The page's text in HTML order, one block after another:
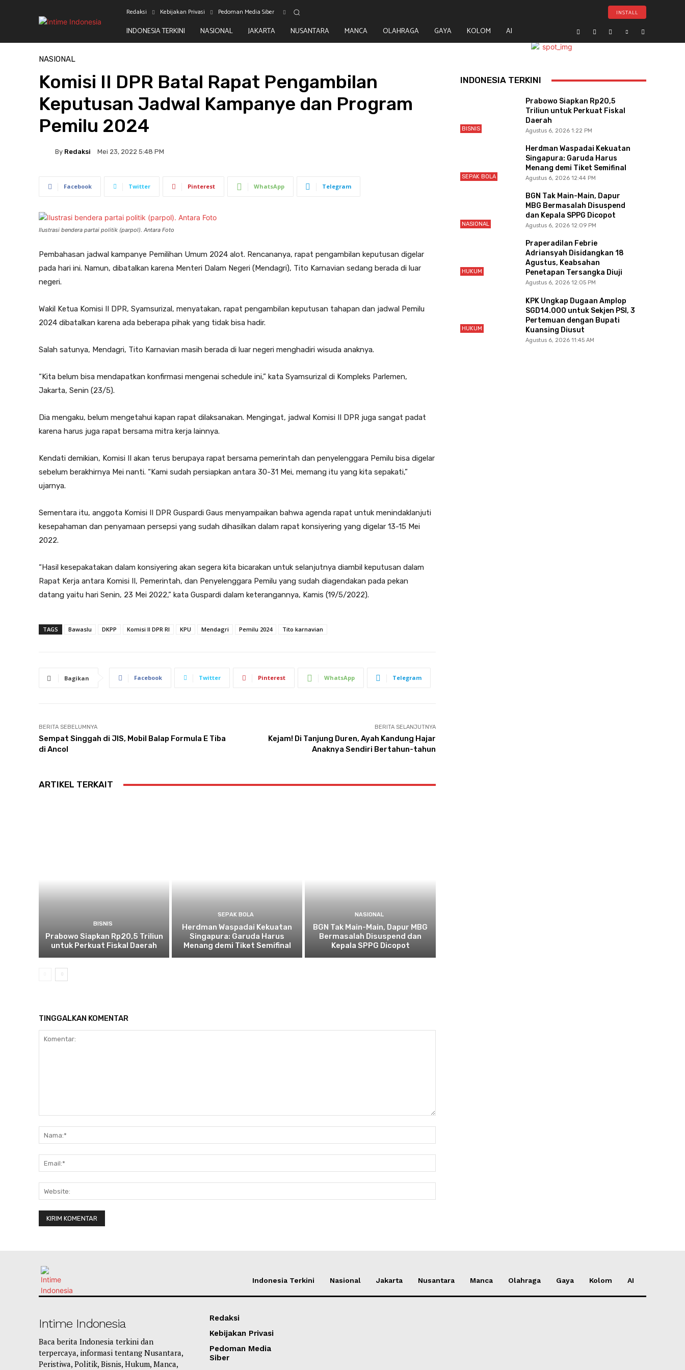
Redaksi Kebijakan Privasi Pedoman Media Siber INSTALL
INDONESIA TERKINI NASIONAL JAKARTA NUSANTARA MANCA OLAHRAGA GAYA KOLOM AI
NASIONAL
Komisi II DPR Batal Rapat Pengambilan
Keputusan Jadwal Kampanye dan Program
Pemilu 2024
By Redaksi Mei 23, 2022 5:48 PM
Facebook Twitter Pinterest WhatsApp Telegram
Ilustrasi bendera partai politik (parpol). Antara Foto
Pembahasan jadwal kampanye Pemilihan Umum 2024 alot. Rencananya, rapat pengambilan keputusan digelar
pada hari ini. Namun, dibatalkan karena Menteri Dalam Negeri (Mendagri), Tito Karnavian sedang berada di luar
negeri.
Wakil Ketua Komisi II DPR, Syamsurizal, menyatakan, rapat pengambilan keputusan tahapan dan jadwal Pemilu
2024 dibatalkan karena ada beberapa pihak yang tidak bisa hadir.
Salah satunya, Mendagri, Tito Karnavian masih berada di luar negeri menghadiri wisuda anaknya.
“Kita belum bisa mendapatkan konfirmasi mengenai schedule ini,” kata Syamsurizal di Kompleks Parlemen,
Jakarta, Senin (23/5).
Dia mengaku, belum mengetahui kapan rapat dilaksanakan. Mengingat, jadwal Komisi II DPR juga sangat padat
karena harus juga rapat bersama mitra kerja lainnya.
Kendati demikian, Komisi II akan terus berupaya rapat bersama pemerintah dan penyelenggara Pemilu bisa digelar
sebelum berakhirnya Mei nanti. “Kami sudah persiapkan antara 30-31 Mei, memang itu yang kita sepakati,”
ujarnya.
Sementara itu, anggota Komisi II DPR Guspardi Gaus menyampaikan bahwa agenda rapat untuk menindaklanjuti
kesepahaman dan penyamaan persepsi yang sudah dihasilkan dalam rapat konsiyering yang digelar 13-15 Mei
2022.
“Hasil kesepakatakan dalam konsiyering akan segera kita bicarakan untuk selanjutnya diambil keputusan dalam
Rapat Kerja antara Komisi II, Pemerintah, dan Penyelenggara Pemilu yang sudah diagendakan pada pekan
datang yaitu hari Senin, 23 Mei 2022,” kata Guspardi dalam keterangannya, Kamis (19/5/2022).
TAGS Bawaslu DKPP Komisi II DPR RI KPU Mendagri Pemilu 2024 Tito karnavian
Bagikan Facebook Twitter Pinterest WhatsApp Telegram
BERITA SEBELUMNYA
Sempat Singgah di JIS, Mobil Balap Formula E Tiba
di Ancol
BERITA SELANJUTNYA
Kejam! Di Tanjung Duren, Ayah Kandung Hajar
Anaknya Sendiri Bertahun-tahun
ARTIKEL TERKAIT
BISNIS
Prabowo Siapkan Rp20,5 Triliun
untuk Perkuat Fiskal Daerah
SEPAK BOLA
Herdman Waspadai Kekuatan
Singapura: Garuda Harus
Menang demi Tiket Semifinal
NASIONAL
BGN Tak Main-Main, Dapur MBG
Bermasalah Disuspend dan
Kepala SPPG Dicopot
TINGGALKAN KOMENTAR
INDONESIA TERKINI
BISNIS
Prabowo Siapkan Rp20,5
Triliun untuk Perkuat Fiskal
Daerah
Agustus 6, 2026 1:22 PM
SEPAK BOLA
Herdman Waspadai Kekuatan
Singapura: Garuda Harus
Menang demi Tiket Semifinal
Agustus 6, 2026 12:44 PM
NASIONAL
BGN Tak Main-Main, Dapur
MBG Bermasalah Disuspend
dan Kepala SPPG Dicopot
Agustus 6, 2026 12:09 PM
HUKUM
Praperadilan Febrie
Adriansyah Disidangkan 18
Agustus, Keabsahan
Penetapan Tersangka Diuji
Agustus 6, 2026 12:05 PM
HUKUM
KPK Ungkap Dugaan Amplop
SGD14.000 untuk Sekjen PSI, 3
Pertemuan dengan Bupati
Kuansing Diusut
Agustus 6, 2026 11:45 AM
Indonesia Terkini Nasional Jakarta Nusantara Manca Olahraga Gaya Kolom AI
Intime Indonesia
Baca berita Indonesia terkini dan
terpercaya, informasi tentang Nusantara,
Peristiwa, Politik, Bisnis, Hukum, Manca,
Redaksi
Kebijakan Privasi
Pedoman Media
Siber